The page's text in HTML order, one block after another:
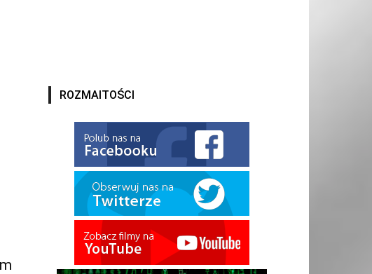
ROZMAITOŚCI